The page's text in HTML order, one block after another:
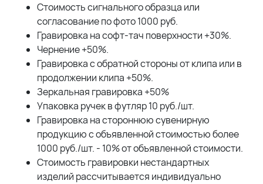
Стоимость сигнального образца или
согласование по фото 1000 руб.
Гравировка на софт-тач поверхности +30%.
Чернение +50%.
Гравировка с обратной стороны от клипа или в
продолжении клипа +50%.
Зеркальная гравировка +50%
Упаковка ручек в футляр 10 руб./шт.
Гравировка на стороннюю сувенирную
продукцию с объявленной стоимостью более
1000 руб./шт. - 10% от объявленной стоимости.
Стоимость гравировки нестандартных
изделий рассчитывается индивидуально